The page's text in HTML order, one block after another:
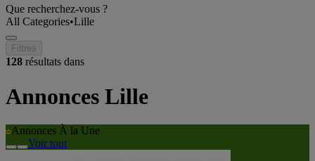
Que recherchez-vous ?
All Categories•Lille
Filtres
128 résultats dans
Annonces Lille
Annonces À la Une
Voir tout